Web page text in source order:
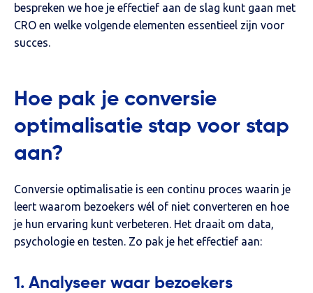
bespreken we hoe je effectief aan de slag kunt gaan met
CRO en welke volgende elementen essentieel zijn voor
succes.
Hoe pak je conversie
optimalisatie stap voor stap
aan?
Conversie optimalisatie is een continu proces waarin je
leert waarom bezoekers wél of niet converteren en hoe
je hun ervaring kunt verbeteren. Het draait om data,
psychologie en testen. Zo pak je het effectief aan:
1. Analyseer waar bezoekers